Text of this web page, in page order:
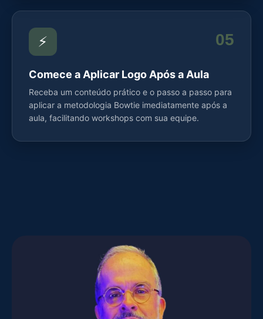
⚡
Comece a Aplicar Logo Após a Aula
Receba um conteúdo prático e o passo a passo para
aplicar a metodologia Bowtie imediatamente após a
aula, facilitando workshops com sua equipe.
05